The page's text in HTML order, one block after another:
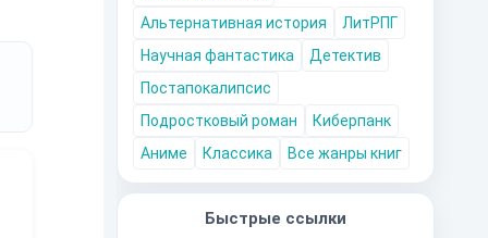
Альтернативная история
ЛитРПГ
Научная фантастика
Детектив
Постапокалипсис
Подростковый роман
Киберпанк
Аниме
Классика Все жанры книг
Быстрые ссылки